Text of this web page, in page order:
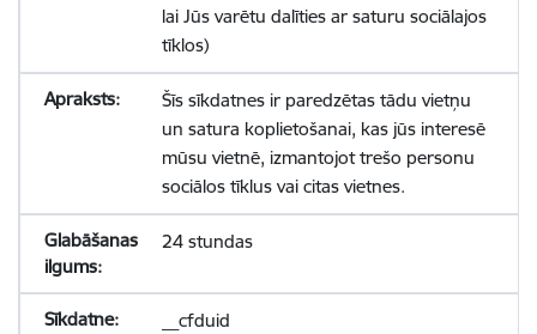
lai Jūs varētu dalīties ar saturu sociālajos
tīklos)
Šīs sīkdatnes ir paredzētas tādu vietņu
un satura koplietošanai, kas jūs interesē
mūsu vietnē, izmantojot trešo personu
sociālos tīklus vai citas vietnes.
24 stundas
__cfduid